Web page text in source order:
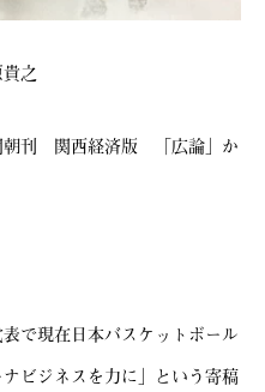
之
朝刊 関西経済版 「広論」か
で現在日本バスケットボール
ビジネスを力に」という寄稿